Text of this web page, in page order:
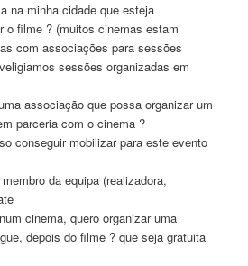
na minha cidade que esteja
o filme ? (muitos cinemas estam
com associações para sessões
sessões organizadas em
associação que possa organizar um
parceria com o cinema ?
conseguir mobilizar para este evento
da equipa (realizadora,
cinema, quero organizar uma
depois do filme ? que seja gratuita